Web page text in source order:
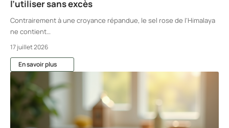
l’utiliser sans excès
Contrairement à une croyance répandue, le sel rose de l'Himalaya
ne contient…
17 juillet 2026
En savoir plus